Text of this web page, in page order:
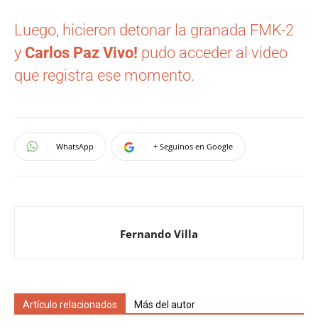
Luego, hicieron detonar la granada FMK-2
y Carlos Paz Vivo! pudo acceder al video
que registra ese momento.
WhatsApp + Seguinos en Google
Fernando Villa
Artículo relacionados Más del autor